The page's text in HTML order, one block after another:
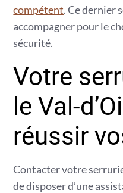
compétent. Ce dernier
accompagner pour le
sécurité.
Votre
le Val-
réussir
Contacter votre
de disposer d’une